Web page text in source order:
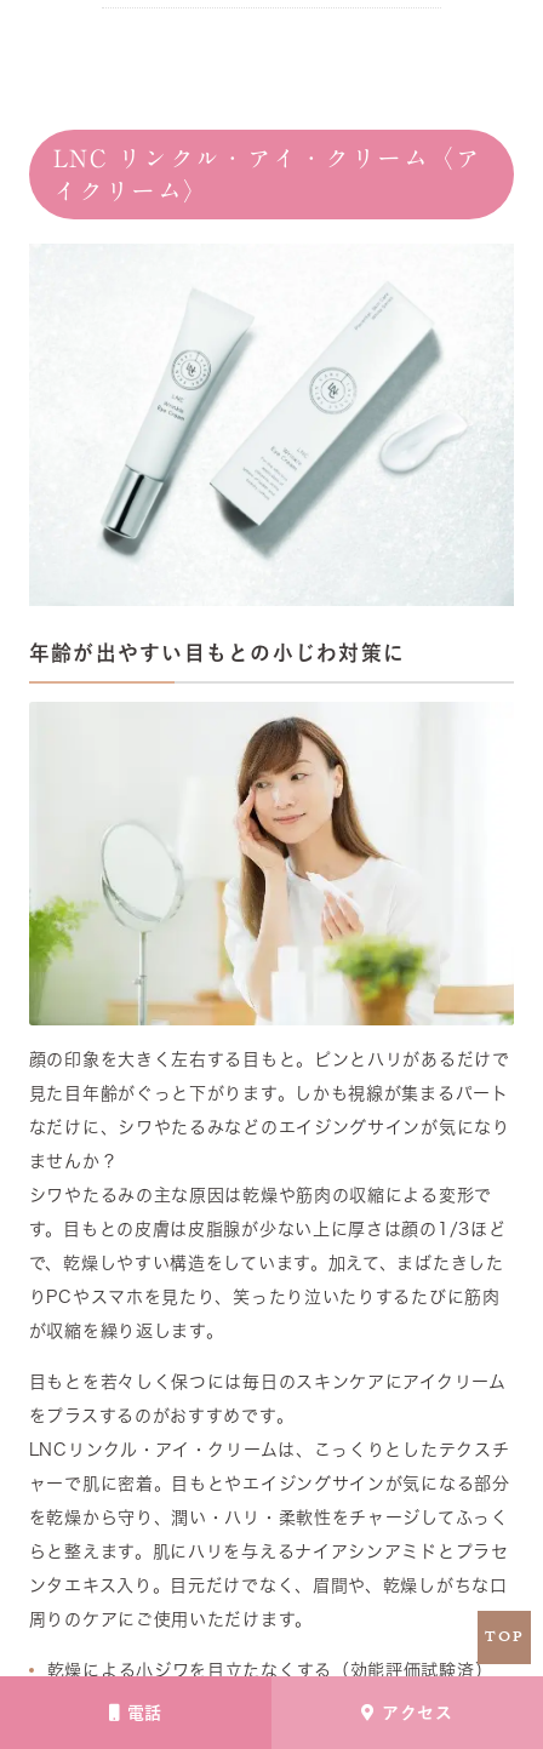
TOP
電話 アクセス
LNC リンクル・アイ・クリーム〈ア
イクリーム〉
年齢が出やすい目もとの小じわ対策に
顔の印象を大きく左右する目もと。ピンとハリがあるだけで
見た目年齢がぐっと下がります。しかも視線が集まるパート
なだけに、シワやたるみなどのエイジングサインが気になり
ませんか？
シワやたるみの主な原因は乾燥や筋肉の収縮による変形で
す。目もとの皮膚は皮脂腺が少ない上に厚さは顔の1/3ほど
で、乾燥しやすい構造をしています。加えて、まばたきした
りPCやスマホを見たり、笑ったり泣いたりするたびに筋肉
が収縮を繰り返します。
目もとを若々しく保つには毎日のスキンケアにアイクリーム
をプラスするのがおすすめです。
LNCリンクル・アイ・クリームは、こっくりとしたテクスチ
ャーで肌に密着。目もとやエイジングサインが気になる部分
を乾燥から守り、潤い・ハリ・柔軟性をチャージしてふっく
らと整えます。肌にハリを与えるナイアシンアミドとプラセ
ンタエキス入り。目元だけでなく、眉間や、乾燥しがちな口
周りのケアにご使用いただけます。
乾燥による小ジワを目立たなくする（効能評価試験済）
ナイアシンアミド配合処方品をベースにプラセンタエキス